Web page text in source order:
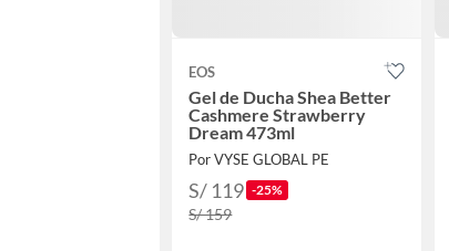
EOS
Gel de Ducha Shea Better
Cashmere Strawberry
Dream 473ml
Por VYSE GLOBAL PE
S/ 119 -25%
S/ 159